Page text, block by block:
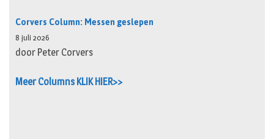
Corvers Column: Messen geslepen
8 juli 2026
door Peter Corvers
Meer Columns KLIK HIER>>